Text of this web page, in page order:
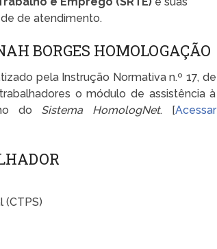
de atendimento.
BORGES HOMOLOGAÇÃO
pela Instrução Normativa n.º 17, de
o módulo de assistência à
do Sistema HomologNet. [Acessar
(CTPS)